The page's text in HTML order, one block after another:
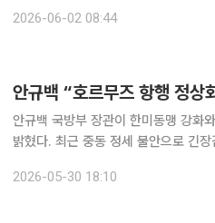
2026-06-02 08:44
안규백 “호르무즈 항행 정상
안규백 국방부 장관이 한미동맹 강화
밝혔다. 최근 중동 정세 불안으로 긴
르에서 열린 제23차 아시아안보회의
2026-05-30 18:10